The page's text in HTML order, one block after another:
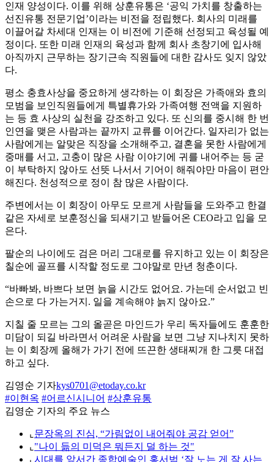
인재 양성이다. 이를 위해 상훈유통은 ‘공익 가치를 창출하는
선진유통 전문기업’이라는 비전을 정립했다. 회사의 미래를
이끌어갈 차세대 인재는 이 비전에 기준해 선정되고 육성될 예
정이다. 또한 미래 인재의 육성과 함께 회사 초창기에 입사해
아직까지 근무하는 장기근속 직원들에 대한 감사도 잊지 않았
다.
평소 충효사상을 중요하게 생각하는 이 회장은 가족애와 효의
모범을 보인직원들에게 특별휴가와 가족여행 전액을 지원하
는 등 효 사상의 실천을 강조하고 있다. 또 신의를 중시해 한 번
인연을 맺은 사람과는 끝까지 교류를 이어간다. 일자리가 없는
사람에게는 알맞은 직장을 소개해주고, 결혼을 못한 사람에게
중매를 서고, 고충이 많은 사람 이야기에 귀를 내어주는 등 굳
이 부탁하지 않아도 선뜻 나서서 기어이 해줘야만 마음이 편안
해진다. 천성적으로 정이 참 많은 사람이다.
주변에서는 이 회장이 아무도 모르게 사람들을 도와주고 한결
같은 자세로 보훈정신을 되새기고 받들어온 CEO라고 입을 모
은다.
팔순의 나이에도 검은 머리 그대로를 유지하고 있는 이 회장은
칠순에 골프를 시작할 정도로 그야말로 만년 청춘이다.
“바빠봐, 바쁘다 보면 늙을 시간도 없어요. 가는데 순서없고 빈
손으로 다 가는거지. 일을 계속해야 늙지 않아요.”
지칠 줄 모르는 그의 올곧은 마인드가 우리 독자들에도 훈훈한
미담이 되길 바라면서 어려운 사람을 보면 그냥 지나치지 못하
는 이 회장께 올해가 가기 전에 뜨끈한 생태찌개 한 그릇 대접
하고 싶다.
김영순 기자kys0701@etoday.co.kr
#이현옥 #어르신시니어 #상훈유통
김영순 기자의 주요 뉴스
⌞ 문장옥의 진심, “가림없이 내어줘야 공감 얻어”
⌞ "나이 듦의 미덕은 뭐든지 덜 하는 것"
⌞ 시대를 앞서간 종합예술인 홍서범 ‘잘 노는 게 잘 사는